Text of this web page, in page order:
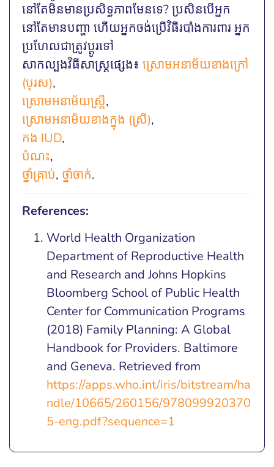
នៅតែមិនមានប្រសិទ្ធភាពមែនទេ? ប្រសិនបើអ្នក
នៅតែមានបញ្ហា ហើយអ្នកចង់ប្រើវិធីរបាំងការពារ អ្នក
ប្រហែលជាត្រូវប្តូរទៅ​
សាកល្បងវិធីសាស្ត្រផ្សេង៖ ស្រោមអនាម័យខាងក្រៅ
(បុរស),
ស្រោមអនាម័យស្រ្តី,
ស្រោមអនាម័យខាងក្នុង (ស្រី),
កង IUD,
បំណះ,
ថ្នាំ​គ្រាប់, ថ្នាំចាក់.
References:
World Health Organization
Department of Reproductive Health
and Research and Johns Hopkins
Bloomberg School of Public Health
Center for Communication Programs
(2018) Family Planning: A Global
Handbook for Providers. Baltimore
and Geneva. Retrieved from
https://apps.who.int/iris/bitstream/ha
ndle/10665/260156/978099920370
5-eng.pdf?sequence=1